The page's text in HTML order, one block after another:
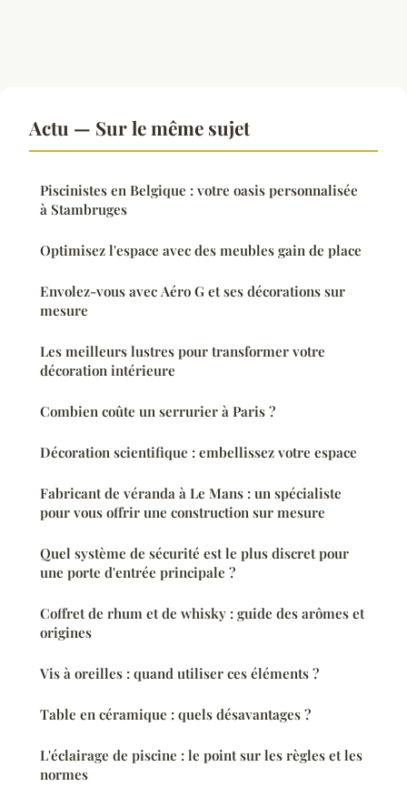
Actu — Sur le même sujet
Piscinistes en Belgique : votre oasis personnalisée
à Stambruges
Optimisez l'espace avec des meubles gain de place
Envolez-vous avec Aéro G et ses décorations sur
mesure
Les meilleurs lustres pour transformer votre
décoration intérieure
Combien coûte un serrurier à Paris ?
Décoration scientifique : embellissez votre espace
Fabricant de véranda à Le Mans : un spécialiste
pour vous offrir une construction sur mesure
Quel système de sécurité est le plus discret pour
une porte d'entrée principale ?
Coffret de rhum et de whisky : guide des arômes et
origines
Vis à oreilles : quand utiliser ces éléments ?
Table en céramique : quels désavantages ?
L'éclairage de piscine : le point sur les règles et les
normes